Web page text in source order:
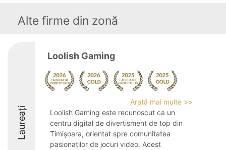
Alte firme din zonă
Laureați
Loolish Gaming
Arată mai multe >>
Loolish Gaming este recunoscut ca un
centru digital de divertisment de top din
Timișoara, orientat spre comunitatea
pasionaților de jocuri video. Acest